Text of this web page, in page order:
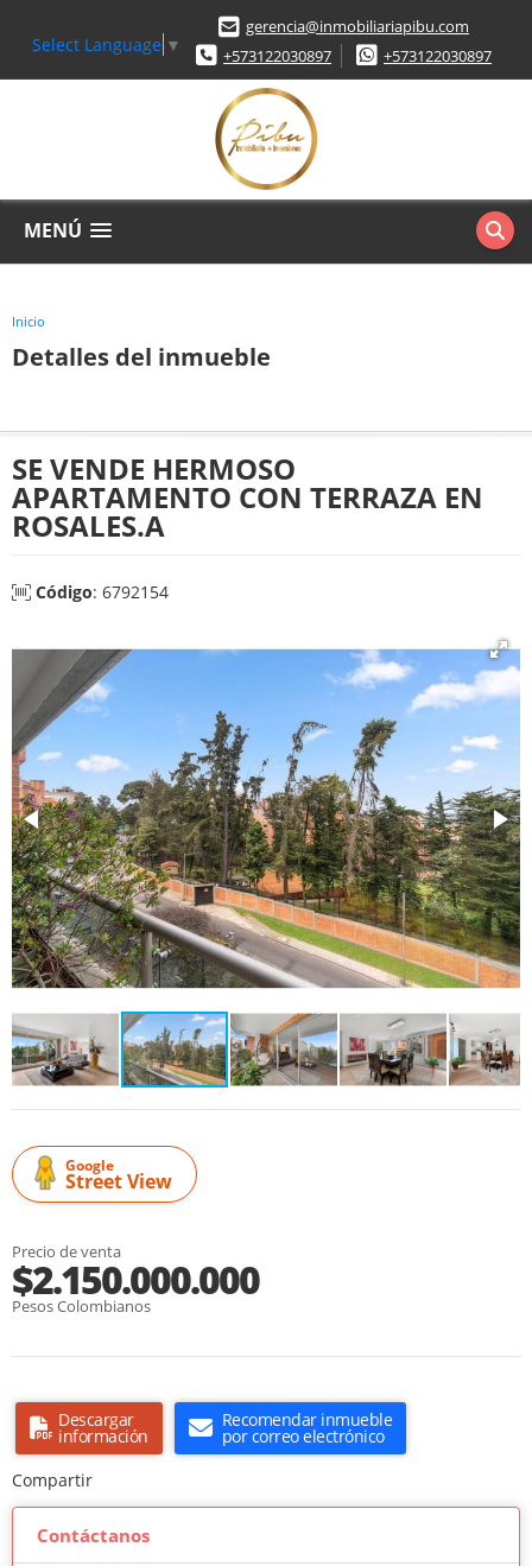
Select Language ▼
gerencia@inmobiliariapibu.com
+573122030897
+573122030897
MENÚ
Inicio
Detalles del inmueble
SE VENDE HERMOSO
APARTAMENTO CON TERRAZA EN
ROSALES.A
Código: 6792154
Google
Street View
Precio de venta
$2.150.000.000
Pesos Colombianos
Descargar
información
Recomendar inmueble
por correo electrónico
Compartir
Contáctanos